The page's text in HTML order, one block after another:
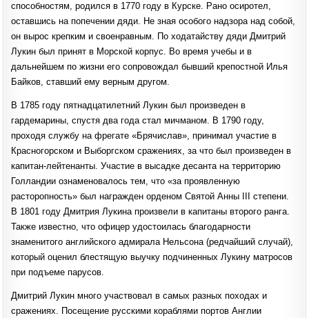
способностям, родился в 1770 году в Курске. Рано осиротел,
оставшись на попечении дяди. Не зная особого надзора над собой,
он вырос крепким и своенравным. По ходатайству дяди Дмитрий
Лукин был принят в Морской корпус. Во время учебы и в
дальнейшем по жизни его сопровождал бывший крепостной Илья
Байков, ставший ему верным другом.
В 1785 году пятнадцатилетний Лукин был произведен в
гардемарины, спустя два года стал мичманом. В 1790 году,
проходя службу на фрегате «Брячислав», принимал участие в
Красногорском и Выборгском сражениях, за что был произведен в
капитан-лейтенанты. Участие в высадке десанта на территорию
Голландии ознаменовалось тем, что «за проявленную
расторопность» был награжден орденом Святой Анны III степени.
В 1801 году Дмитрия Лукина произвели в капитаны второго ранга.
Также известно, что офицер удостоилась благодарности
знаменитого английского адмирала Нельсона (редчайший случай),
который оценил блестящую выучку подчиненных Лукину матросов
при подъеме парусов.
Дмитрий Лукин много участвовал в самых разных походах и
сражениях. Посещение русскими кораблями портов Англии